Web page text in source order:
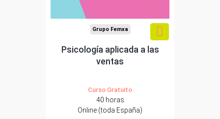
Grupo Femxa
Psicología aplicada a las
ventas
Curso Gratuito
40 horas
Online (toda España)